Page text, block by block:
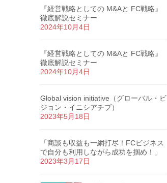
『経営戦略としての M&Aと FC戦略』
徹底解説セミナー
2024年10月4日
『経営戦略としての M&Aと FC戦略』
徹底解説セミナー
2024年10月4日
Global vision initiative（グローバル・ビ
ジョン・イニシアチブ）
2023年5月18日
「商談も収益も一網打尽！FCビジネス
で自分も利用しながら成功を掴め！」
2023年3月17日